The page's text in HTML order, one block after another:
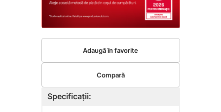
Specificații:
Adaugă în favorite
Compară